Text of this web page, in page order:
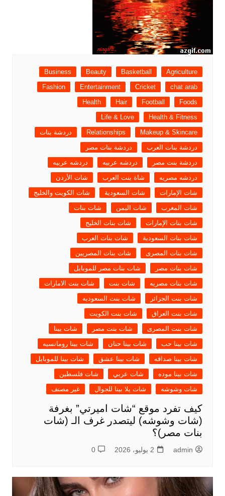
Agriculture
Basketball
Beauty
Business
chat arab
Cricket
Entertainment
Fashion
Foods
Football
Hair
Health
Health & Fitness
Life & Love
Makeup & Skincare
Relationships
دردشة بنات
دردشة بنات العرب
دردشة بنات مصر
دردشة بنت مصر
دردشه عربيه
دردشه عربيه
دردشه مصريه
شاة بنت العرب
شات الأردن
شات الإمارات
شات السعودية
شات الكويت والخليج
شات المغرب
شات اليمن
شات بنات
شات بنات الإمارات
شات بنات الخليج
شات بنات السعودية
شات بنات العرب
شات بنات المصرى
شات بنات المصريين
شات بنات مصر
شات بنات مصر للموبايل
شات بنات مصريه
شات بنت
شات بنت الامارات
شات بنت الجزائر
شات بنت السعوديه
شات بنت العراق
شات بنت الكويت
شات بنت المصرى
شات بنت مصر
شات بينا
شات بينا حب
شات بينا حنان
شات بينا رومانسيه
شات بينا صداقه
شات بينا عشق
شات بينا للموبايل
شات بينا موده
شات عربي
شات فلسطين
شات وشوشه
شات يلا بينا للجوال غير مصنف
كيف تفرد موقع “شات اميرتي” بغرفة
(شات وشوشه) ليتصدر غرف الـ (شات
بنات مصر)؟
admin 2 يوليو، 2026 0